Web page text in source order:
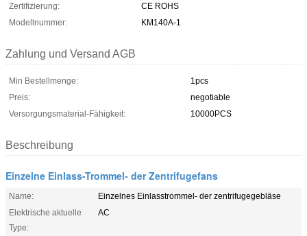
Zertifizierung:
CE ROHS
Modellnummer:
KM140A-1
Zahlung und Versand AGB
Min Bestellmenge:
1pcs
Preis:
negotiable
Versorgungsmaterial-Fähigkeit:
10000PCS
Beschreibung
Einzelne Einlass-Trommel- der Zentrifugefans
Name:
Einzelnes Einlasstrommel- der zentrifugegebläse
Elektrische aktuelle
Type:
AC